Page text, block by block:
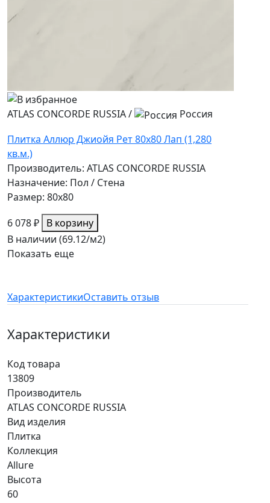
ATLAS CONCORDE RUSSIA/
Россия
Плитка Аллюр Джиойя Рет 80x80 Лап (1,280
кв.м.)
Производитель: ATLAS CONCORDE RUSSIA
Назначение: Пол / Стена
Размер: 80x80
6 078 ₽ В корзину
В наличии (69.12/м2)
Показать еще
ХарактеристикиОставить отзыв
Характеристики
Код товара
13809
Производитель
ATLAS CONCORDE RUSSIA
Вид изделия
Плитка
Коллекция
Allure
Высота
60